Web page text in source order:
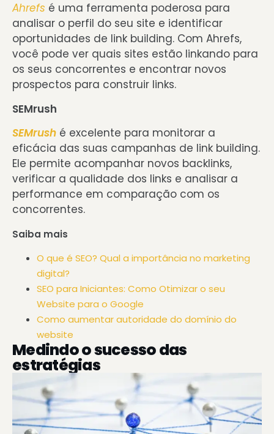
Ahrefs é uma ferramenta poderosa para
analisar o perfil do seu site e identificar
oportunidades de link building. Com Ahrefs,
você pode ver quais sites estão linkando para
os seus concorrentes e encontrar novos
prospectos para construir links.
SEMrush
SEMrush é excelente para monitorar a
eficácia das suas campanhas de link building.
Ele permite acompanhar novos backlinks,
verificar a qualidade dos links e analisar a
performance em comparação com os
concorrentes.
Saiba mais
O que é SEO? Qual a importância no marketing
digital?
SEO para Iniciantes: Como Otimizar o seu
Website para o Google
Como aumentar autoridade do domínio do
website
Medindo o sucesso das
estratégias